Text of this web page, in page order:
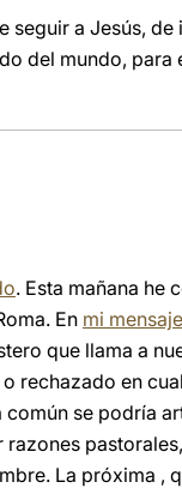
seguir a Jesús,
del mundo,
. Esta mañana he
En mi
que llama a
rechazado en
se podría
La próxima ,